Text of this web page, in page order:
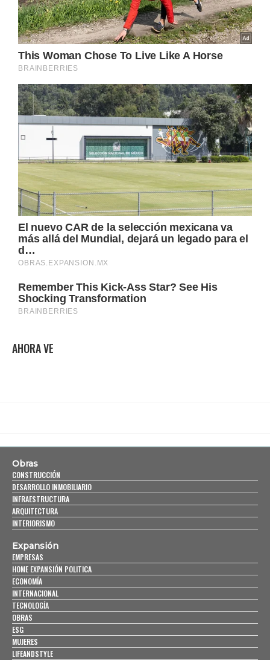
AHORA VE
Obras
CONSTRUCCIÓN
DESARROLLO INMOBILIARIO
INFRAESTRUCTURA
ARQUITECTURA
INTERIORISMO
Expansión
EMPRESAS
HOME EXPANSIÓN POLITICA
ECONOMÍA
INTERNACIONAL
TECNOLOGÍA
OBRAS
ESG
MUJERES
LIFEANDSTYLE